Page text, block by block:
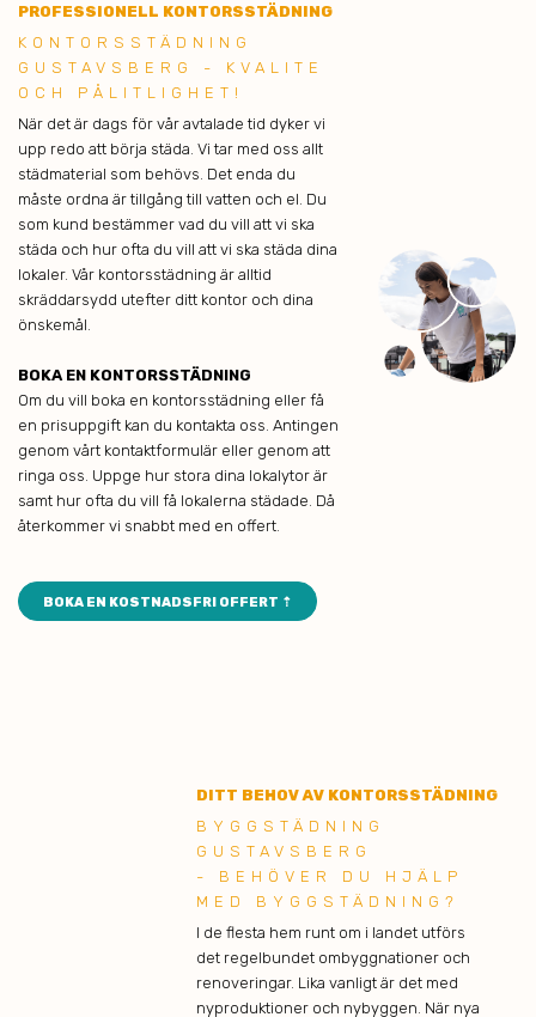
PROFESSIONELL KONTORSSTÄDNING
KONTORSSTÄDNING
GUSTAVSBERG - KVALITE
OCH PÅLITLIGHET!
När det är dags för vår avtalade tid dyker vi
upp redo att börja städa. Vi tar med oss allt
städmaterial som behövs. Det enda du
måste ordna är tillgång till vatten och el. Du
som kund bestämmer vad du vill att vi ska
städa och hur ofta du vill att vi ska städa dina
lokaler. Vår kontorsstädning är alltid
skräddarsydd utefter ditt kontor och dina
önskemål.
BOKA EN KONTORSSTÄDNING
Om du vill boka en kontorsstädning eller få
en prisuppgift kan du kontakta oss. Antingen
genom vårt kontaktformulär eller genom att
ringa oss. Uppge hur stora dina lokalytor är
samt hur ofta du vill få lokalerna städade. Då
återkommer vi snabbt med en offert.
BOKA EN KOSTNADSFRI OFFERT ⇡
DITT BEHOV AV KONTORSSTÄDNING
BYGGSTÄDNING
GUSTAVSBERG
- BEHÖVER DU HJÄLP
MED BYGGSTÄDNING?
I de flesta hem runt om i landet utförs
det regelbundet ombyggnationer och
renoveringar. Lika vanligt är det med
nyproduktioner och nybyggen. När nya